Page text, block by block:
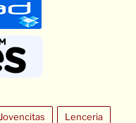
Jovencitas Lenceria